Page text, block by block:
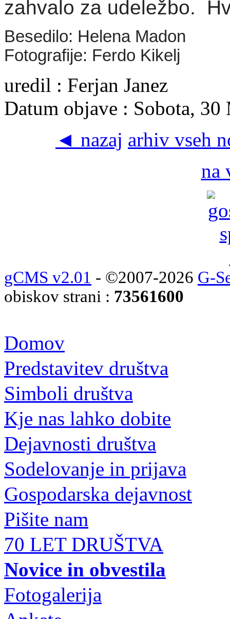
zahvalo za udeležbo.
Besedilo: Helena Madon
Fotografije: Ferdo Kikelj
uredil : Ferjan Janez
Datum objave : Sobota,
◄ nazaj arhiv vseh
na
gCMS v2.01 - ©2007-2026 G-
obiskov strani : 73561600
Domov
Predstavitev društva
Simboli društva
Kje nas lahko dobite
Dejavnosti društva
Sodelovanje in prijava
Gospodarska dejavnost
Pišite nam
70 LET DRUŠTVA
Novice in obvestila
Fotogalerija